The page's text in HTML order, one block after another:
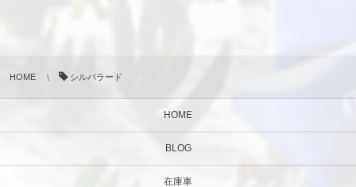
HOME シルバラード
HOME
BLOG
在庫車